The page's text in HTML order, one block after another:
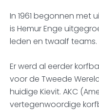
In 1961 begonnen met
is Hemur Enge
leden en twaalf teams.
Er werd al eerder
voor de Tweede
huidige Kievit. AKC
vertegenwoordige